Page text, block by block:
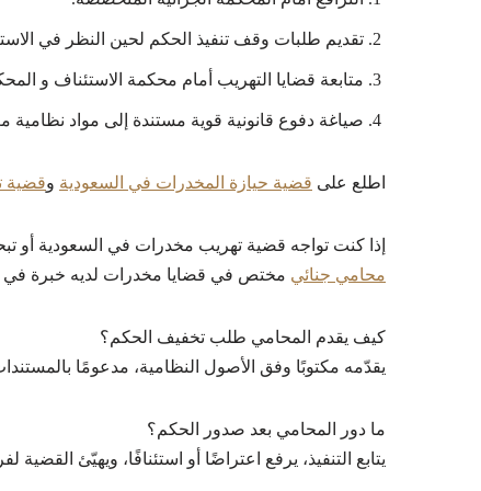
تقديم طلبات وقف تنفيذ الحكم لحين النظر في
متابعة قضايا التهريب أمام محكمة الاستئناف و
صياغة دفوع قانونية قوية مستندة إلى مواد نظامية
اطلع على قضية حيازة المخدرات في السعودية وقضية
إذا كنت تواجه قضية تهريب مخدرات في السعودية
محامي جنائي مختص في قضايا مخدرات لديه خبرة في
كيف يقدم المحامي طلب تخفيف الحكم؟
يقدّمه مكتوبًا وفق الأصول النظامية، مدعومًا
ما دور المحامي بعد صدور الحكم؟
يتابع التنفيذ، يرفع اعتراضًا أو استئنافًا، ويهيّئ